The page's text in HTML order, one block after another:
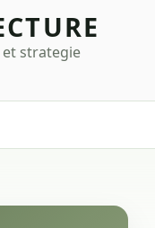
strategie